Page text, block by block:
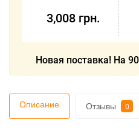
3,008 грн.
Новая поставка! На
Описание Отзывы 0